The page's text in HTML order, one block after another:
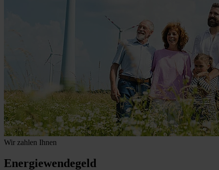
Wir zahlen Ihnen
Energiewendegeld